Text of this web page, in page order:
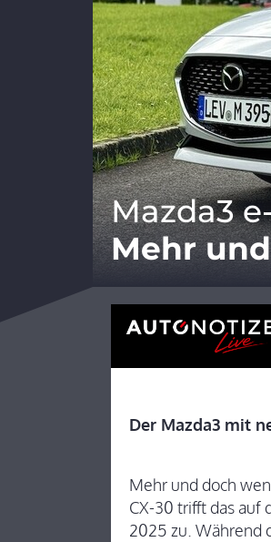
Mazda3
Mehr
Der Mazda3 mit
Mehr und doch
CX-30 trifft das auf
2025 zu. Während